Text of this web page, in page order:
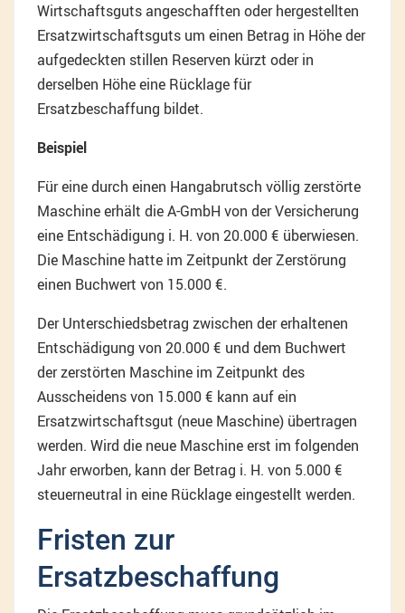
Wirtschaftsguts angeschafften oder hergestellten
Ersatzwirtschaftsguts um einen Betrag in Höhe der
aufgedeckten stillen Reserven kürzt oder in
derselben Höhe eine Rücklage für
Ersatzbeschaffung bildet.
Beispiel
Für eine durch einen Hangabrutsch völlig zerstörte
Maschine erhält die A-GmbH von der Versicherung
eine Entschädigung i. H. von 20.000 € überwiesen.
Die Maschine hatte im Zeitpunkt der Zerstörung
einen Buchwert von 15.000 €.
Der Unterschiedsbetrag zwischen der erhaltenen
Entschädigung von 20.000 € und dem Buchwert
der zerstörten Maschine im Zeitpunkt des
Ausscheidens von 15.000 € kann auf ein
Ersatzwirtschaftsgut (neue Maschine) übertragen
werden. Wird die neue Maschine erst im folgenden
Jahr erworben, kann der Betrag i. H. von 5.000 €
steuerneutral in eine Rücklage eingestellt werden.
Fristen zur
Ersatzbeschaffung